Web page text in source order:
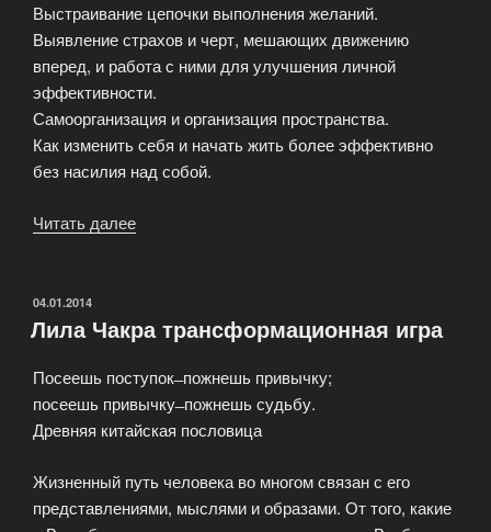
Выстраивание цепочки выполнения желаний.
Выявление страхов и черт, мешающих движению
вперед, и работа с ними для улучшения личной
эффективности.
Самоорганизация и организация пространства.
Как изменить себя и начать жить более эффективно
без насилия над собой.
Читать далее
роста)»
ОПУБЛИКОВАНО
04.01.2014
Лила Чакра трансформационная игра
Посеешь поступок ̶ пожнешь привычку;
посеешь привычку ̶ пожнешь судьбу.
Древняя китайская пословица
Жизненный путь человека во многом связан с его
представлениями, мыслями и образами. От того, какие